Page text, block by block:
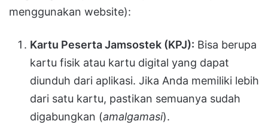
menggunakan website):
Kartu Peserta Jamsostek (KPJ): Bisa berupa
kartu fisik atau kartu digital yang dapat
diunduh dari aplikasi. Jika Anda memiliki lebih
dari satu kartu, pastikan semuanya sudah
digabungkan (amalgamasi).